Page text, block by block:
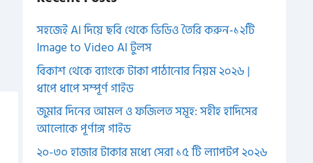
সহজেই AI দিয়ে ছবি থেকে ভিডিও তৈরি করুন-১২টি
Image to Video AI টুলস
বিকাশ থেকে ব্যাংকে টাকা পাঠানোর নিয়ম ২০২৬ |
ধাপে ধাপে সম্পূর্ণ গাইড
জুমার দিনের আমল ও ফজিলত সমূহ: সহীহ হাদিসের
আলোকে পূর্ণাঙ্গ গাইড
২০-৩০ হাজার টাকার মধ্যে সেরা ১৫ টি ল্যাপটপ ২০২৬